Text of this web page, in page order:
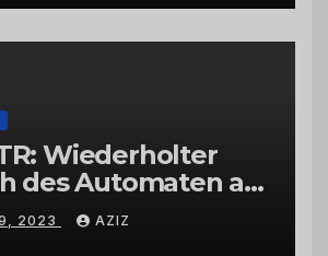
Wiederholter
des Automaten am
in
am Labachweg
2023 AZIZ